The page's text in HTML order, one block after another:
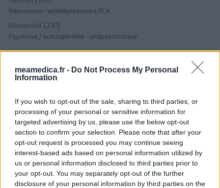
meamedica.fr - Do Not Process My Personal
Information
If you wish to opt-out of the sale, sharing to third parties, or
processing of your personal or sensitive information for
targeted advertising by us, please use the below opt-out
section to confirm your selection. Please note that after your
opt-out request is processed you may continue seeing
interest-based ads based on personal information utilized by
us or personal information disclosed to third parties prior to
your opt-out. You may separately opt-out of the further
disclosure of your personal information by third parties on the
Dépression - antidépresseurs TCA
Risperdal (230)
Psychose / schizophrénie - antipsychotique
Les évaluations de cette page sont écrites par les utilisateurs
eux-mêmes ; ces avis sont d’abord lus, et éventuellement
l’évaluation d’un médicament, avant d’être approuvés. Pour
partager des évaluations, il n’est pas nécessaire de posséder
des connaissances médicales. De cette façon, les évaluations
reflètent seulement une image fidèle des expériences propres
aux utilisateurs et pas celle du propriétaire de ce site web.
N’oubliez-pas que les expériences peuvent varier selon les
individus et que pour tout avis médical, il faut toujours prendre
contact avec votre médecin ou votre pharmacien.